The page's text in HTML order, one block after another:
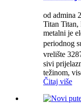
od admina
Titan Titan,
metalni je
periodnog
vrelište
sivi
težinom,
Čitaj više